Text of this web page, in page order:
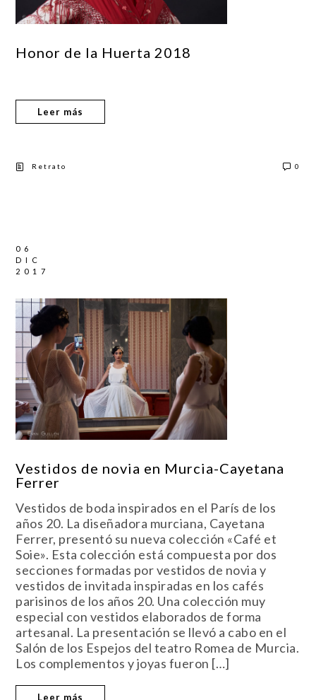
Honor de la Huerta 2018
Leer más
Retrato 0
06
DIC
2017
Vestidos de novia en Murcia-Cayetana
Ferrer
Vestidos de boda inspirados en el París de los
años 20. La diseñadora murciana, Cayetana
Ferrer, presentó su nueva colección «Café et
Soie». Esta colección está compuesta por dos
secciones formadas por vestidos de novia y
vestidos de invitada inspiradas en los cafés
parisinos de los años 20. Una colección muy
especial con vestidos elaborados de forma
artesanal. La presentación se llevó a cabo en el
Salón de los Espejos del teatro Romea de Murcia.
Los complementos y joyas fueron […]
Leer más